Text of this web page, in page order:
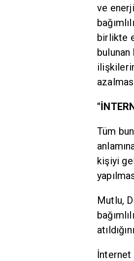
ve
birlikte
Tüm
kişiyi
Mutlu,
İnternet